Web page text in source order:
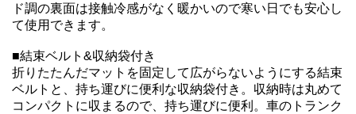
ド調の裏面は接触冷感がなく暖かいので寒い日でも安心し
て使用できます。
■結束ベルト&収納袋付き
折りたたんだマットを固定して広がらないようにする結束
ベルトと、持ち運びに便利な収納袋付き。収納時は丸めて
コンパクトに収まるので、持ち運びに便利。車のトランク